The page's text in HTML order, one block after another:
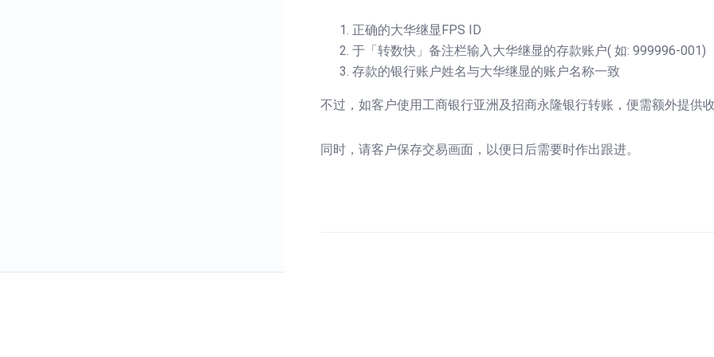
正确的大华继显FPS ID
于「转数快」备注栏输入大华继显的存款账户( 如: 999996-001)
存款的银行账户姓名与大华继显的账户名称一致
不过，如客户使用工商银行亚洲及招商永隆银行转账，便需额外提供
同时，请客户保存交易画面，以便日后需要时作出跟进。